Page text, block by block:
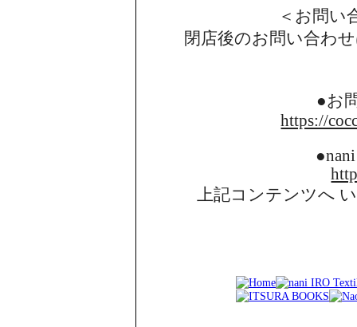
＜お問い
閉店後のお問い合わ
●お
https://
上記コンテンツへ